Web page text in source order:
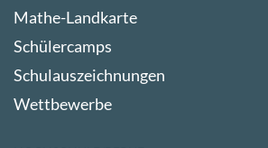
Mathe-Landkarte
Schülercamps
Schulauszeichnungen
Wettbewerbe